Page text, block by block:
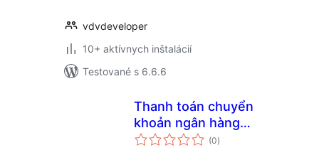
vdvdeveloper
10+ aktívnych inštalácií
Testované s 6.6.6
Thanh toán chuyển
khoản ngân hàng
với VietQRPro từ
(0celkové
hodnotenie
)